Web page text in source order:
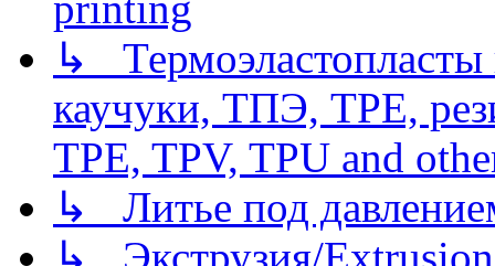
↳
каучуки, ТПЭ, TPE,
TPE, TPV, TPU and
↳ Литье под